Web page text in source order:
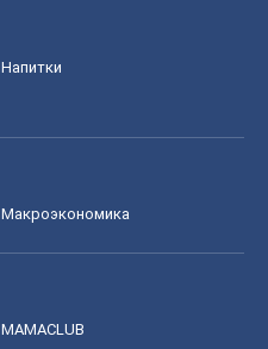
Напитки
Mакроэкономика
MAMACLUB